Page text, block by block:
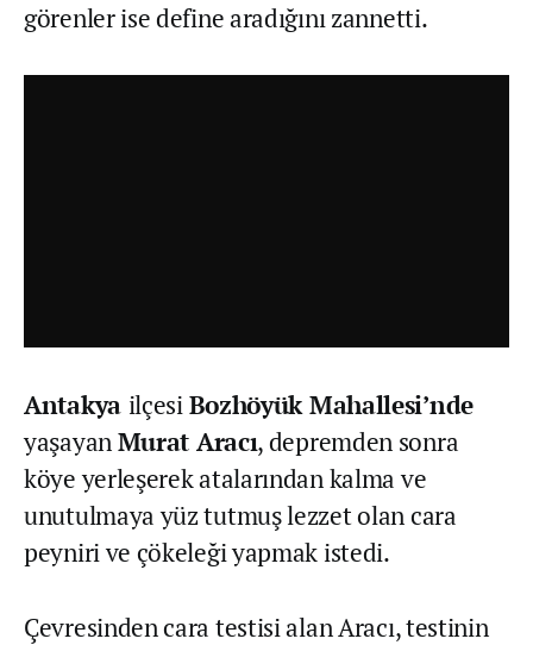
görenler ise define aradığını zannetti.
Antakya ilçesiBozhöyük Mahallesi’nde
yaşayanMurat Aracı, depremden sonra
köye yerleşerek atalarından kalma ve
unutulmaya yüz tutmuş lezzet olan cara
peyniri ve çökeleği yapmak istedi.
Çevresinden cara testisi alan Aracı, testinin